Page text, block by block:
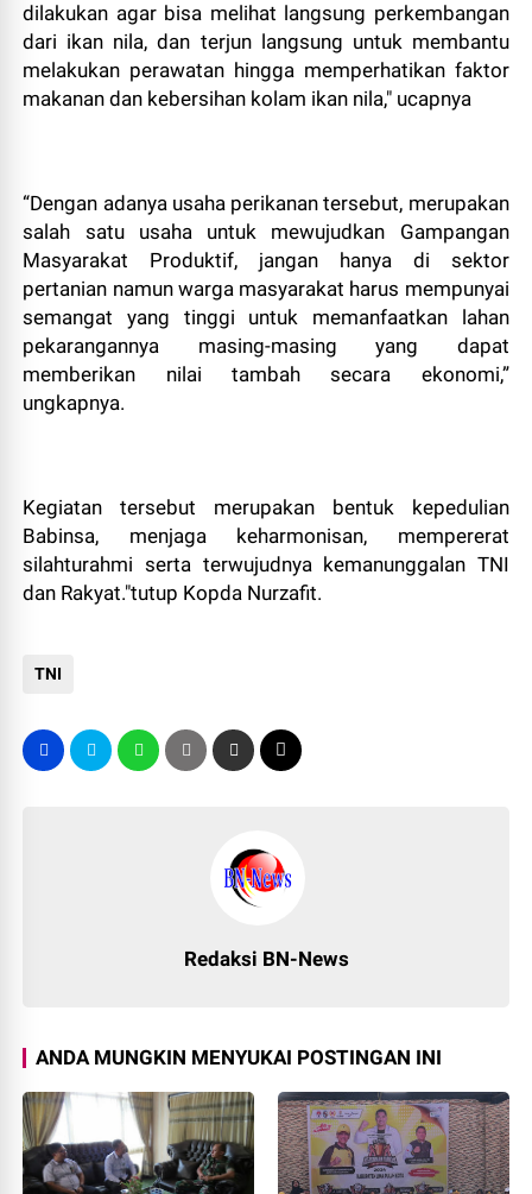
dilakukan agar bisa melihat langsung perkembangan
dari ikan nila, dan terjun langsung untuk membantu
melakukan perawatan hingga memperhatikan faktor
makanan dan kebersihan kolam ikan nila," ucapnya
“Dengan adanya usaha perikanan tersebut, merupakan
salah satu usaha untuk mewujudkan Gampangan
Masyarakat Produktif, jangan hanya di sektor
pertanian namun warga masyarakat harus mempunyai
semangat yang tinggi untuk memanfaatkan lahan
pekarangannya masing-masing yang dapat
memberikan nilai tambah secara ekonomi,”
ungkapnya.
Kegiatan tersebut merupakan bentuk kepedulian
Babinsa, menjaga keharmonisan, mempererat
silahturahmi serta terwujudnya kemanunggalan TNI
dan Rakyat."tutup Kopda Nurzafit.
TNI
Redaksi BN-News
ANDA MUNGKIN MENYUKAI POSTINGAN INI